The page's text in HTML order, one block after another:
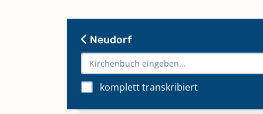
Neudorf
komplett transkribiert
1858
1871